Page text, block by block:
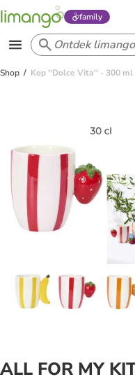
family
Shop Kop ''Dolce Vita'' - 300
ALL FOR MY